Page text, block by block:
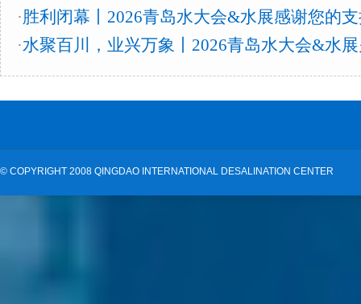
·胜利闭幕丨2026青岛水大会&水展感谢您的
·水聚百川，业兴万象丨2026青岛水大会&水
© COPYRIGHT 2008 QINGDAO INTERNATIONAL DESALINATION CENTER